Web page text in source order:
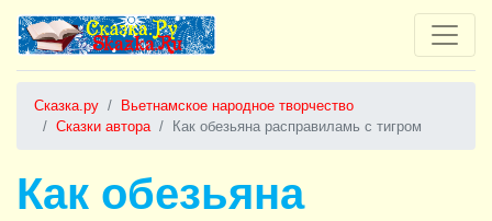
Сказка.ру
Вьетнамское народное творчество
Сказки автора
Как обезьяна расправиламь с тигром
Как обезьяна